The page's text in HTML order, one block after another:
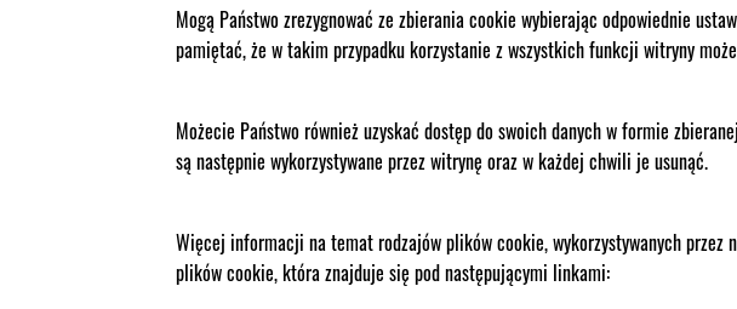
Mogą Państwo zrezygnować ze zbierania cookie wybierając odpowiednie
pamiętać, że w takim przypadku korzystanie z wszystkich funkcji witryny
Możecie Państwo również uzyskać dostęp do swoich danych w formie
są następnie wykorzystywane przez witrynę oraz w każdej chwili je usunąć.
Więcej informacji na temat rodzajów plików cookie, wykorzystywanych
plików cookie, która znajduje się pod następującymi linkami: